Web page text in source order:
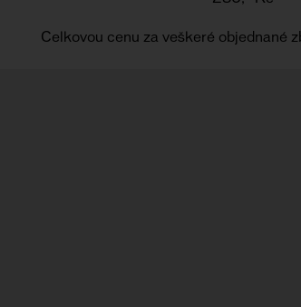
Celkovou cenu za veškeré objednané